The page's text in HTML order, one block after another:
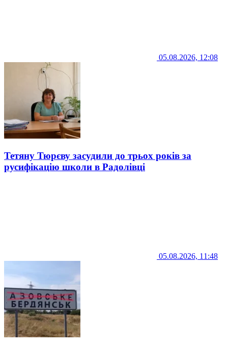
05.08.2026, 12:08
Тетяну Тюрєву засудили до трьох років за
русифікацію школи в Радолівці
05.08.2026, 11:48